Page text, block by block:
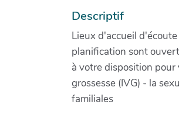
Descriptif
Lieux d'accueil
planification sont
à votre disposition
grossesse (IVG) - la
familiales